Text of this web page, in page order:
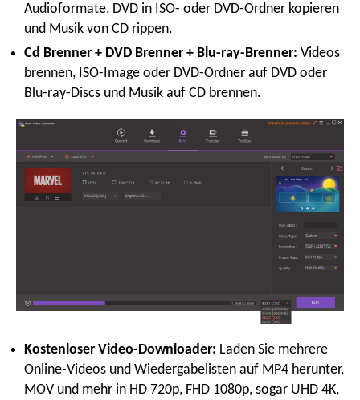
Audioformate, DVD in ISO- oder DVD-Ordner kopieren
und Musik von CD rippen.
Cd Brenner + DVD Brenner + Blu-ray-Brenner: Videos
brennen, ISO-Image oder DVD-Ordner auf DVD oder
Blu-ray-Discs und Musik auf CD brennen.
Kostenloser Video-Downloader: Laden Sie mehrere
Online-Videos und Wiedergabelisten auf MP4 herunter,
MOV und mehr in HD 720p, FHD 1080p, sogar UHD 4K,